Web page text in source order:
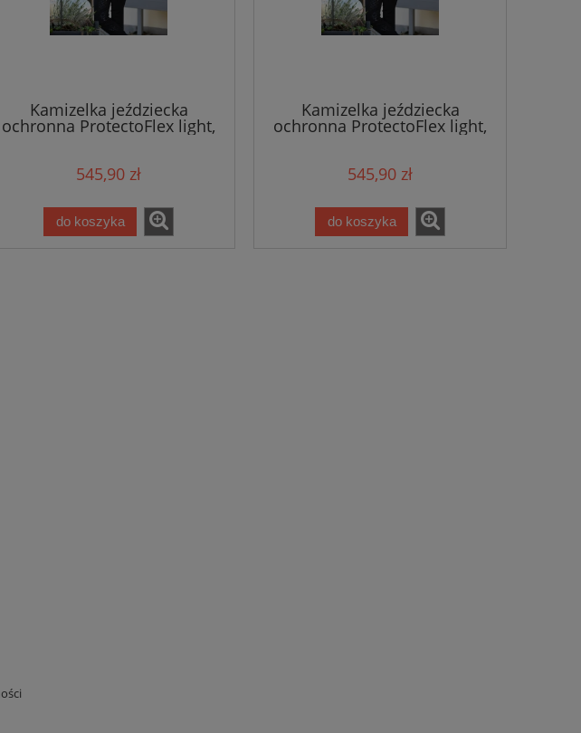
Kamizelka jeździecka
ochronna ProtectoFlex light,
dla dzieci, czarny, roz. S,
545,90 zł
do koszyka
Kamizelka jeździecka
ochronna ProtectoFlex light,
dla dzieci, czarny, roz. XS,
545,90 zł
do koszyka